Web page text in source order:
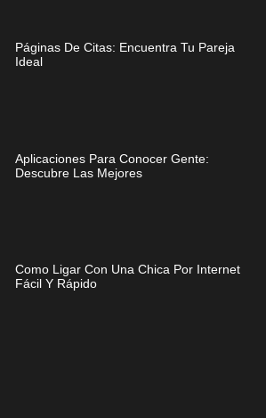
Páginas De Citas: Encuentra Tu Pareja
Ideal
Aplicaciones Para Conocer Gente:
Descubre Las Mejores
Como Ligar Con Una Chica Por Internet
Fácil Y Rápido